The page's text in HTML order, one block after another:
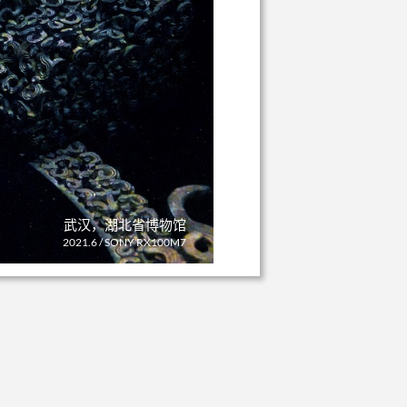
武汉，湖北省博物馆
2021.6 / SONY RX100M7